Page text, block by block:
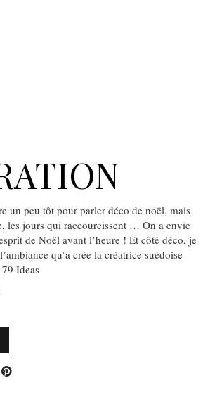
un peu tôt pour parler déco de noël, mais
les jours qui raccourcissent … On a envie
de Noël avant l’heure ! Et côté déco, je
qu’a crée la créatrice suédoise
Ideas